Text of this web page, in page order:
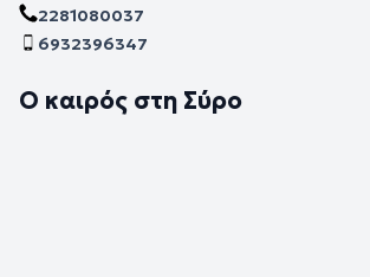
2281080037
6932396347
Ο καιρός στη Σύρο